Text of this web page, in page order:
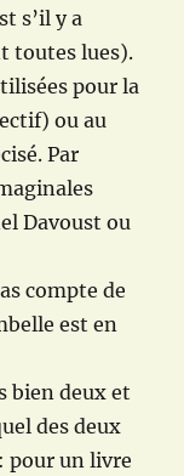
s’il y a
toutes lues).
pour la
ou au
Par
Davoust ou
compte de
est en
bien deux et
des deux
pour un livre